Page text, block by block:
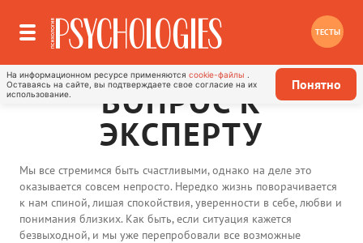
ТЕСТЫ
На информационном ресурсе применяются cookie-файлы
Оставаясь на сайте, вы подтверждаете свое согласие на их
использование.
Понятно
ВОПРОС К
ЭКСПЕРТУ
Мы все стремимся быть счастливыми, однако на деле это
оказывается совсем непросто. Нередко жизнь поворачивается
к нам спиной, лишая спокойствия, уверенности в себе, любви и
понимания близких. Как быть, если ситуация кажется
безвыходной, и мы уже перепробовали все возможные